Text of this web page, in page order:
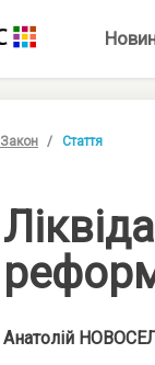
Закон Стаття
Анатолій